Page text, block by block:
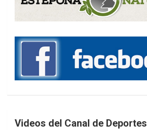
Videos del Canal de Deportes